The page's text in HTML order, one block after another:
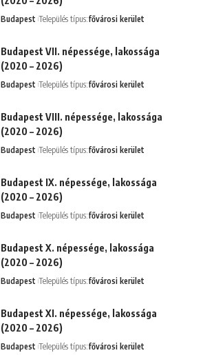
Budapest Település típus:fővárosi kerület
Budapest VII. népessége, lakossága
(2020 – 2026)
Budapest Település típus:fővárosi kerület
Budapest VIII. népessége, lakossága
(2020 – 2026)
Budapest Település típus:fővárosi kerület
Budapest IX. népessége, lakossága
(2020 – 2026)
Budapest Település típus:fővárosi kerület
Budapest X. népessége, lakossága
(2020 – 2026)
Budapest Település típus:fővárosi kerület
Budapest XI. népessége, lakossága
(2020 – 2026)
Budapest Település típus:fővárosi kerület